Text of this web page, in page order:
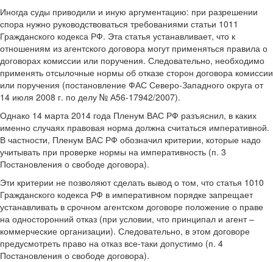
Иногда суды приводили и иную аргументацию: при разрешении
спора нужно руководствоваться требованиями статьи 1011
Гражданского кодекса РФ. Эта статья устанавливает, что к
отношениям из агентского договора могут применяться правила о
договорах комиссии или поручения. Следовательно, необходимо
применять отсылочные нормы об отказе сторон договора комиссии
или поручения (постановление ФАС Северо-Западного округа от
14 июля 2008 г. по делу № А56-17942/2007).
Однако 14 марта 2014 года Пленум ВАС РФ разъяснил, в каких
именно случаях правовая норма должна считаться императивной.
В частности, Пленум ВАС РФ обозначил критерии, которые надо
учитывать при проверке нормы на императивность (п. 3
Постановления о свободе договора).
Эти критерии не позволяют сделать вывод о том, что статья 1010
Гражданского кодекса РФ в императивном порядке запрещает
устанавливать в срочном агентском договоре положение о праве
на односторонний отказ (при условии, что принципал и агент –
коммерческие организации). Следовательно, в этом договоре
предусмотреть право на отказ все-таки допустимо (п. 4
Постановления о свободе договора).